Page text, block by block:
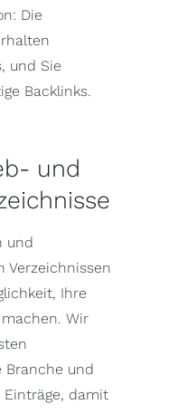
Die
und Sie
Backlinks.
und
und
Verzeichnissen
Ihre
Wir
Branche und
damit